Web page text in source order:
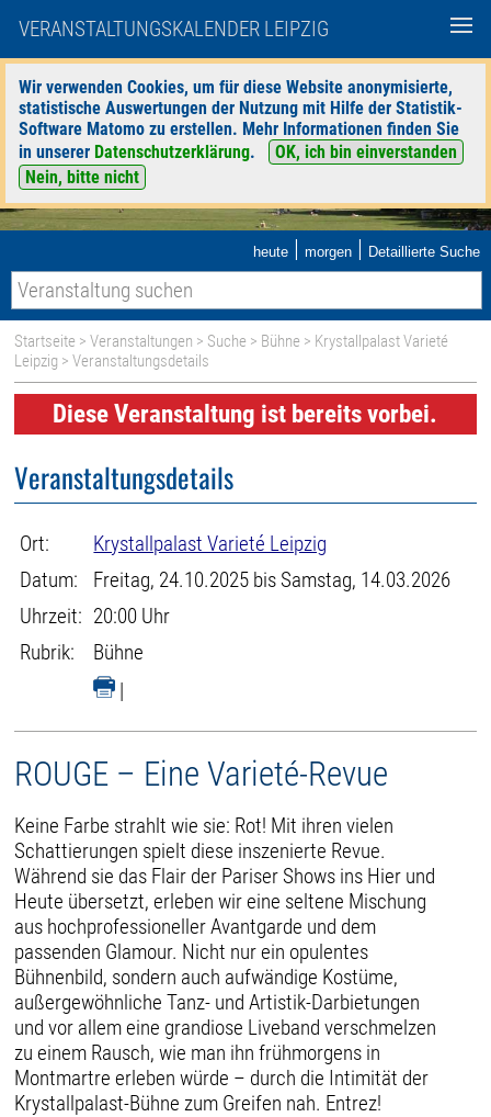
VERANSTALTUNGSKALENDER LEIPZIG
Wir verwenden Cookies, um für diese Website anonymisierte,
statistische Auswertungen der Nutzung mit Hilfe der Statistik-
Software Matomo zu erstellen. Mehr Informationen finden Sie
in unserer Datenschutzerklärung.
OK, ich bin einverstanden
Nein, bitte nicht
heute | morgen | Detaillierte Suche
Startseite >Veranstaltungen > Suche > Bühne > Krystallpalast Varieté
Leipzig > Veranstaltungsdetails
Diese Veranstaltung ist bereits vorbei.
Veranstaltungsdetails
Ort:
Krystallpalast Varieté Leipzig
Datum:
Freitag, 24.10.2025 bis Samstag, 14.03.2026
Uhrzeit: 20:00 Uhr
Rubrik:
Bühne
|
ROUGE – Eine Varieté-Revue
Keine Farbe strahlt wie sie: Rot! Mit ihren vielen
Schattierungen spielt diese inszenierte Revue.
Während sie das Flair der Pariser Shows ins Hier und
Heute übersetzt, erleben wir eine seltene Mischung
aus hochprofessioneller Avantgarde und dem
passenden Glamour. Nicht nur ein opulentes
Bühnenbild, sondern auch aufwändige Kostüme,
außergewöhnliche Tanz- und Artistik-Darbietungen
und vor allem eine grandiose Liveband verschmelzen
zu einem Rausch, wie man ihn frühmorgens in
Montmartre erleben würde – durch die Intimität der
Krystallpalast-Bühne zum Greifen nah. Entrez!